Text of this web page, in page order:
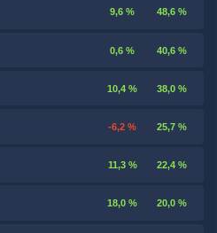
9,6 % 48,6 %
0,6 % 40,6 %
10,4 % 38,0 %
-6,2 % 25,7 %
11,3 % 22,4 %
18,0 % 20,0 %